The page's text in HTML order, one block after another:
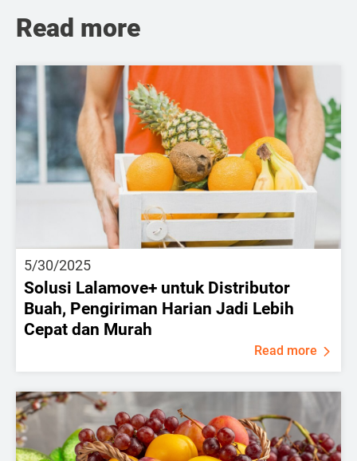
Read more
5/30/2025
Solusi Lalamove+ untuk Distributor
Buah, Pengiriman Harian Jadi Lebih
Cepat dan Murah
Read more